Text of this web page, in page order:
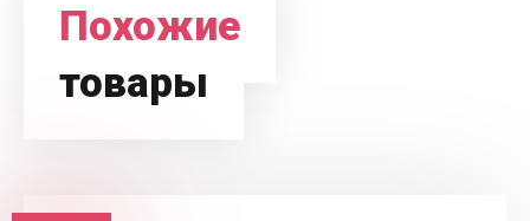
Похожие
товары